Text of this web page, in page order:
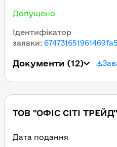
Допущено
Ідентифікатор
заявки:
Документи (12)
ТОВ "ОФІС СІТІ ТРЕЙД"
Дата подання